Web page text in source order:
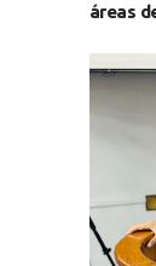
áreas